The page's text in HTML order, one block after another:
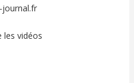
journal.fr
les vidéos